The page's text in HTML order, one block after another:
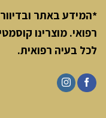
*המידע באתר
רפואי. מוצרינו
לכל בעיה רפואית.